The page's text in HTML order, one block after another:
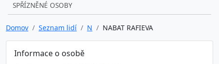
SPŘÍZNĚNÉ OSOBY
Domov Seznam lidí N NABAT RAFIEVA
Informace o osobě